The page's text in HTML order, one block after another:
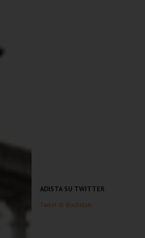
ADISTA SU TWITTER
Tweet di @adistait